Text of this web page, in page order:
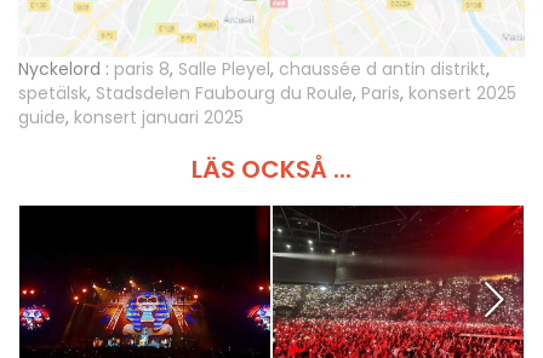
Nyckelord : paris 8, Salle Pleyel, chaussée d antin distrikt,
spetälsk, Stadsdelen Faubourg du Roule, Paris, konsert 2025
guide, konsert januari 2025
LÄS OCKSÅ ...